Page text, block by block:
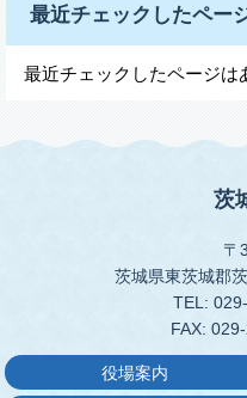
最近チェックしたペー
最近チェックしたページは
茨
〒
茨城県東茨城郡
TEL:
FAX:
役場案内